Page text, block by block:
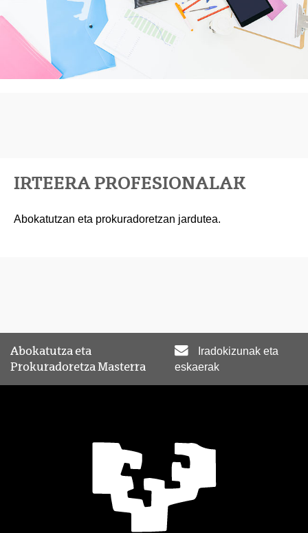
IRTEERA PROFESIONALAK
Abokatutzan eta prokuradoretzan jardutea.
Abokatutza eta
Prokuradoretza Masterra
Iradokizunak eta
eskaerak